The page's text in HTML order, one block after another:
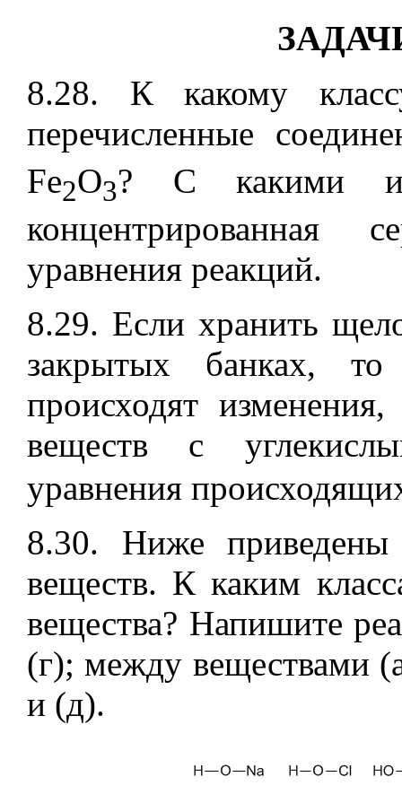
8.28. К какому
перечисленные
Fe2O3? С какими из
концентрированная
уравнения реакций.
8.29. Если хранить
закрытых банках,
происходят
веществ с
уравнения
8.30. Ниже приведены
веществ. К каким
вещества? Напишите
(г); между веществами
и (д).